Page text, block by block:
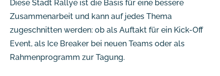
Diese Stadt Rallye ist die Basis für eine bessere
Zusammenarbeit und kann auf jedes Thema
zugeschnitten werden: ob als Auftakt für ein Kick-Off
Event, als Ice Breaker bei neuen Teams oder als
Rahmenprogramm zur Tagung.